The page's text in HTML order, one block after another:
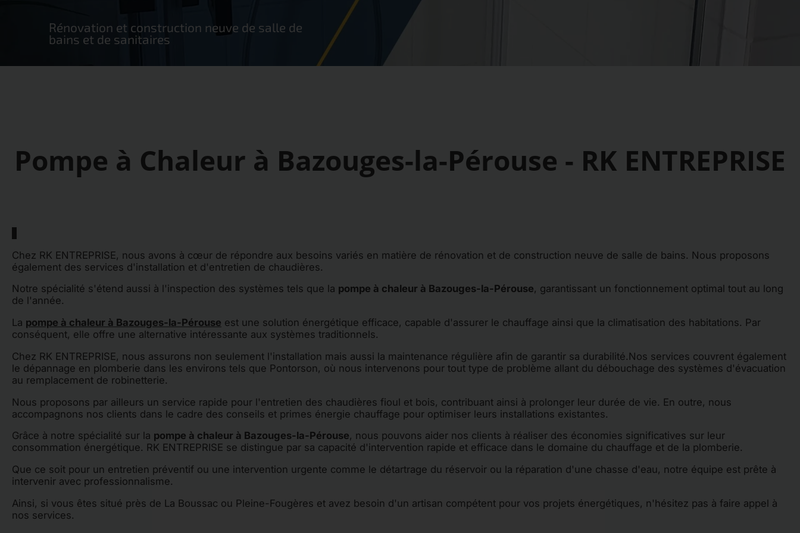
Rénovation et construction neuve de salle de
bains et de sanitaires
Pompe à Chaleur à Bazouges-la-Pérouse - RK ENTREPRISE
Chez RK ENTREPRISE, nous avons à cœur de répondre aux besoins variés en matière de rénovation et de construction neuve de salle de bains. Nous proposons
également des services d'installation et d'entretien de chaudières.
Notre spécialité s'étend aussi à l'inspection des systèmes tels que la pompe à chaleur à Bazouges-la-Pérouse, garantissant un fonctionnement optimal tout au long
de l'année.
La pompe à chaleur à Bazouges-la-Pérouse est une solution énergétique efficace, capable d'assurer le chauffage ainsi que la climatisation des habitations. Par
conséquent, elle offre une alternative intéressante aux systèmes traditionnels.
Chez RK ENTREPRISE, nous assurons non seulement l'installation mais aussi la maintenance régulière afin de garantir sa durabilité.Nos services couvrent également
le dépannage en plomberie dans les environs tels que Pontorson, où nous intervenons pour tout type de problème allant du débouchage des systèmes d'évacuation
au remplacement de robinetterie.
Nous proposons par ailleurs un service rapide pour l'entretien des chaudières fioul et bois, contribuant ainsi à prolonger leur durée de vie. En outre, nous
accompagnons nos clients dans le cadre des conseils et primes énergie chauffage pour optimiser leurs installations existantes.
Grâce à notre spécialité sur la pompe à chaleur à Bazouges-la-Pérouse, nous pouvons aider nos clients à réaliser des économies significatives sur leur
consommation énergétique. RK ENTREPRISE se distingue par sa capacité d'intervention rapide et efficace dans le domaine du chauffage et de la plomberie.
Que ce soit pour un entretien préventif ou une intervention urgente comme le détartrage du réservoir ou la réparation d'une chasse d'eau, notre équipe est prête à
intervenir avec professionnalisme.
Ainsi, si vous êtes situé près de La Boussac ou Pleine-Fougères et avez besoin d'un artisan compétent pour vos projets énergétiques, n'hésitez pas à faire appel à
nos services.